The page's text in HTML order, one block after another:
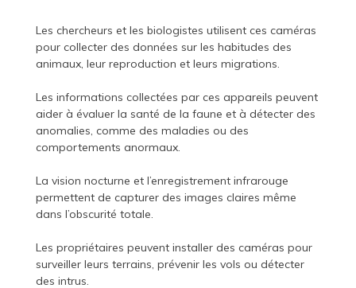
Les chercheurs et les biologistes utilisent ces caméras
pour collecter des données sur les habitudes des
animaux, leur reproduction et leurs migrations.
Les informations collectées par ces appareils peuvent
aider à évaluer la santé de la faune et à détecter des
anomalies, comme des maladies ou des
comportements anormaux.
La vision nocturne et l’enregistrement infrarouge
permettent de capturer des images claires même
dans l’obscurité totale.
Les propriétaires peuvent installer des caméras pour
surveiller leurs terrains, prévenir les vols ou détecter
des intrus.